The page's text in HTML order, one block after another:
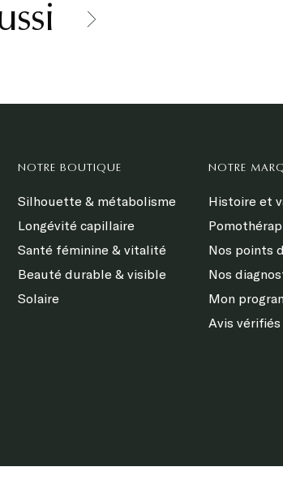
Personnalisez vos Options
de gérer vos paramètres de confidentialité,
NOTRE BOUTIQUE
Silhouette & métabolisme
Longévité capillaire
Santé féminine & vitalité
Beauté durable & visible
Solaire
NOTRE
Histoire et
Nos points
Nos
Mon
Avis vérifiés